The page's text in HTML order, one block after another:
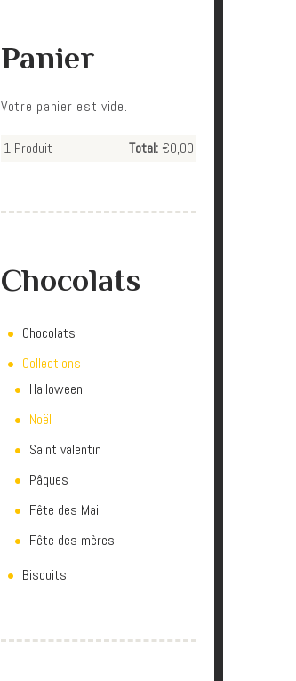
Panier
Votre panier est vide.
1 Produit Total: €0,00
Chocolats
Chocolats
Collections
Halloween
Noël
Saint valentin
Pâques
Fête des Mai
Fête des mères
Biscuits